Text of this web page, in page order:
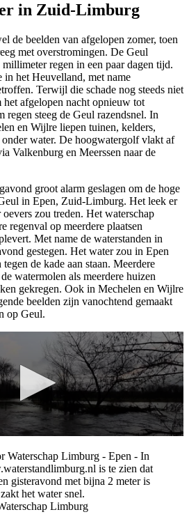
in Zuid-Limburg
de beelden van afgelopen zomer, toen
met overstromingen. De Geul
regen in een paar dagen tijd.
in het Heuvelland, met name
Terwijl die schade nog steeds niet
het afgelopen nacht opnieuw tot
regen steeg de Geul razendsnel. In
en Wijlre liepen tuinen, kelders,
water. De hoogwatergolf vlakt af
Valkenburg en Meerssen naar de
groot alarm geslagen om de hoge
in Epen, Zuid-Limburg. Het leek er
zou treden. Het waterschap
regenval op meerdere plaatsen
Met name de waterstanden in
gestegen. Het water zou in Epen
de kade aan staan. Meerdere
watermolen als meerdere huizen
gekregen. Ook in Mechelen en Wijlre
beelden zijn vanochtend gemaakt
op Geul.
Limburg